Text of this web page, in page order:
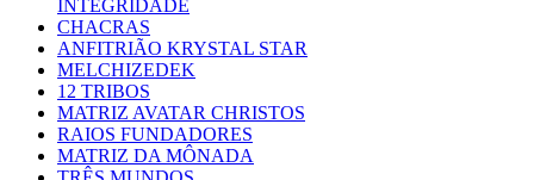
INTEGRIDADE
CHACRAS
ANFITRIÃO KRYSTAL STAR
MELCHIZEDEK
12 TRIBOS
MATRIZ AVATAR CHRISTOS
RAIOS FUNDADORES
MATRIZ DA MÔNADA